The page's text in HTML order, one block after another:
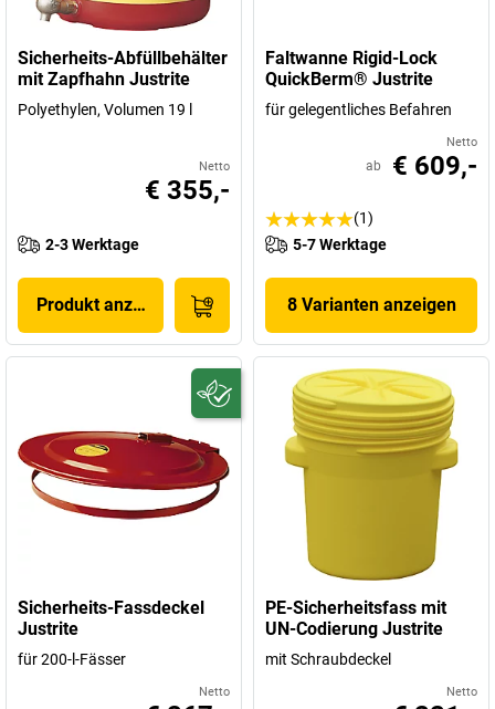
Sicherheits-Abfüllbehälter
mit Zapfhahn Justrite
Polyethylen, Volumen 19 l
Netto
€ 355,-
2-3 Werktage
Produkt anzeigen
Faltwanne Rigid-Lock
QuickBerm® Justrite
für gelegentliches Befahren
Netto
ab € 609,-
(1)
5-7 Werktage
8 Varianten anzeigen
Sicherheits-Fassdeckel
Justrite
für 200-l-Fässer
Netto
PE-Sicherheitsfass mit
UN-Codierung Justrite
mit Schraubdeckel
Netto